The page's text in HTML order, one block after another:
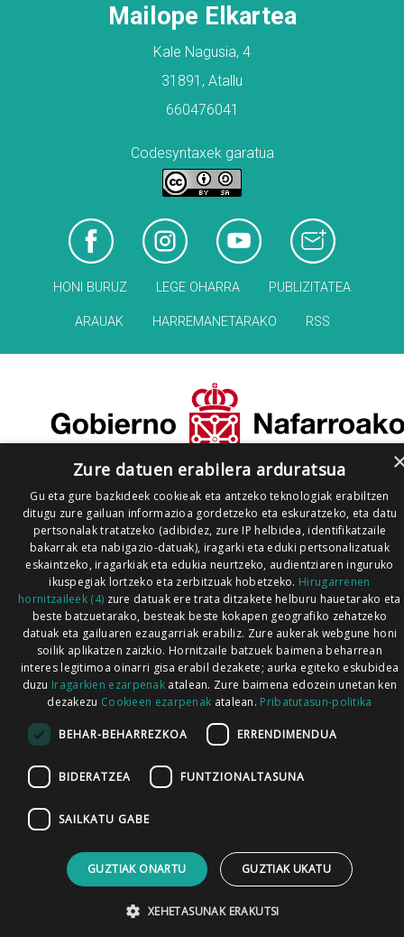
Mailope Elkartea
Kale Nagusia, 4
31891, Atallu
660476041
Codesyntaxek garatua
HONI BURUZ LEGE OHARRA PUBLIZITATEA
ARAUAK HARREMANETARAKO RSS
Zure datuen erabilera arduratsua
Gu eta gure bazkideek cookieak eta antzeko teknologiak erabiltzen
ditugu zure gailuan informazioa gordetzeko eta eskuratzeko, eta datu
pertsonalak tratatzeko (adibidez, zure IP helbidea, identifikatzaile
bakarrak eta nabigazio-datuak), iragarki eta eduki pertsonalizatuak
eskaintzeko, iragarkiak eta edukia neurtzeko, audientziaren inguruko
ikuspegiak lortzeko eta zerbitzuak hobetzeko. Hirugarrenen
hornitzaileek (4) zure datuak ere trata ditzakete helburu hauetarako eta
beste batzuetarako, besteak beste kokapen geografiko zehatzeko
datuak eta gailuaren ezaugarriak erabiliz. Zure aukerak webgune honi
soilik aplikatzen zaizkio. Hornitzaile batzuek baimena beharrean
interes legitimoa oinarri gisa erabil dezakete; aurka egiteko eskubidea
duzu Iragarkien ezarpenak atalean. Zure baimena edozein unetan ken
dezakezu Cookieen ezarpenak atalean. Pribatutasun-politika
BEHAR-BEHARREZKOA ERRENDIMENDUA
BIDERATZEA FUNTZIONALTASUNA
SAILKATU GABE
GUZTIAK ONARTU GUZTIAK UKATU
XEHETASUNAK ERAKUTSI